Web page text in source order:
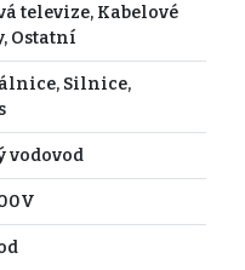
televize, Kabelové
Ostatní
Silnice,
vodovod